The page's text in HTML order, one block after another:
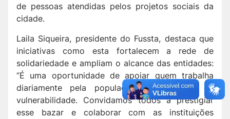
de pessoas atendidas pelos projetos sociais da
cidade.
Laila Siqueira, presidente do Fussta, destaca que
iniciativas como esta fortalecem a rede de
solidariedade e ampliam o alcance das entidades:
“É uma oportunidade de apoiar quem trabalha
diariamente pela população em situação de
vulnerabilidade. Convidamos todos a prestigiar
esse bazar e colaborar com as instituições